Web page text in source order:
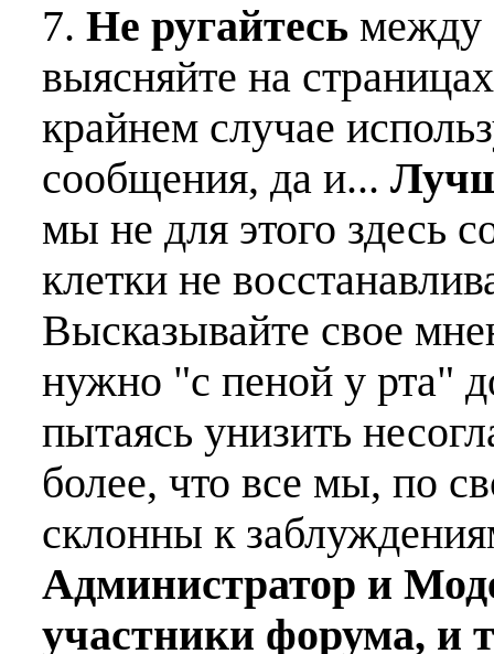
7. Не ругайтесь между
выясняйте на
крайнем случае
сообщения, да и...
мы не для этого здесь
клетки не
Высказывайте свое
нужно "с пеной у рта"
пытаясь унизить
более, что все мы, по
склонны к
Администратор и
участники форума, и